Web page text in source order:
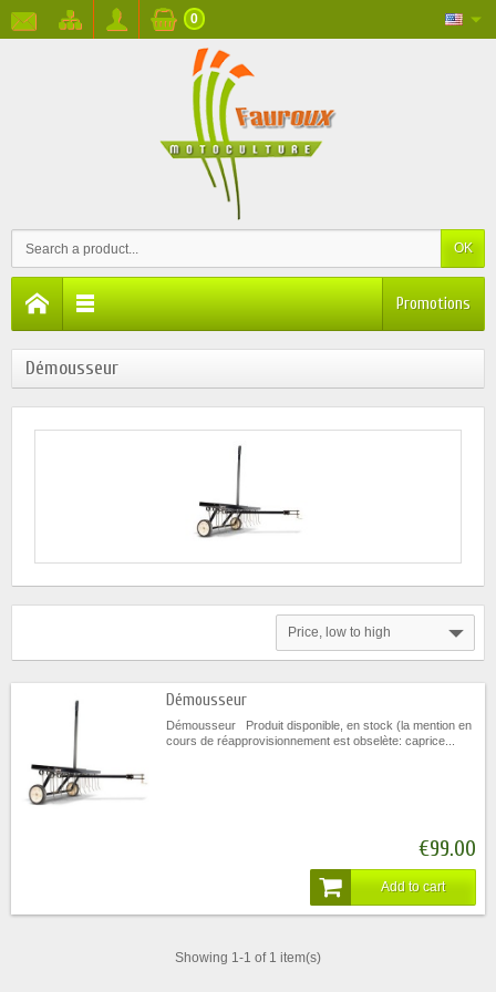
OK
0
Promotions
Démousseur
Price, low to high
Démousseur
Démousseur Produit disponible, en stock (la mention en
cours de réapprovisionnement est obselète: caprice...
€99.00
Add to cart
Showing 1-1 of 1 item(s)